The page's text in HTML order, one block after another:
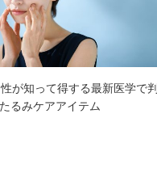
が知って得する最新医学で判
るみケアアイテム